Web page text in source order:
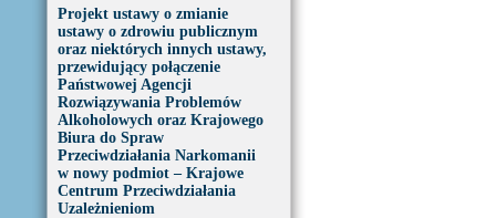
Projekt ustawy o zmianie
ustawy o zdrowiu publicznym
oraz niektórych innych ustawy,
przewidujący połączenie
Państwowej Agencji
Rozwiązywania Problemów
Alkoholowych oraz Krajowego
Biura do Spraw
Przeciwdziałania Narkomanii
w nowy podmiot – Krajowe
Centrum Przeciwdziałania
Uzależnieniom